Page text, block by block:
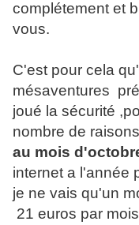
complétement et
vous.
C'est pour cela
mésaventures
joué la sécurité
nombre de
au mois
internet a l'année
je ne vais qu'un
21 euros par